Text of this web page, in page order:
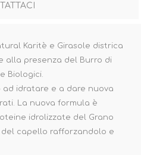
Karitè e Girasole districa
alla presenza del Burro di
Biologici.
idratare e a dare nuova
La nuova formula è
idrolizzate del Grano
capello rafforzandolo e